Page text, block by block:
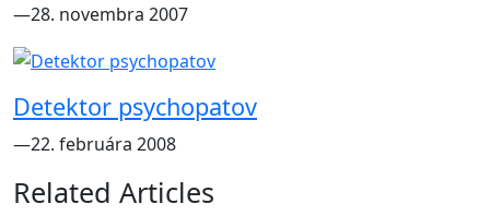
―28. novembra 2007
Detektor psychopatov
―22. februára 2008
Related Articles